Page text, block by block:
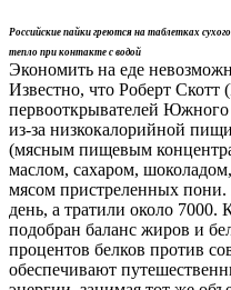
Российские пайки греются на таблетках
тепло при контакте с водой
Экономить на еде
Известно, что Роберт Скотт
первооткрывателей
из-за низкокалорийной
(мясным пищевым
маслом, сахаром,
мясом пристреленных
день, а тратили около 7000.
подобран баланс жиров и
процентов белков против
обеспечивают